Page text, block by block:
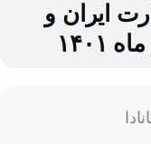
ایران و